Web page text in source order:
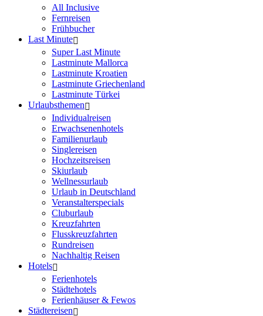
All Inclusive
Fernreisen
Frühbucher
Last Minute
Super Last Minute
Lastminute Mallorca
Lastminute Kroatien
Lastminute Griechenland
Lastminute Türkei
Urlaubsthemen
Individualreisen
Erwachsenenhotels
Familienurlaub
Singlereisen
Hochzeitsreisen
Skiurlaub
Wellnessurlaub
Urlaub in Deutschland
Veranstalterspecials
Cluburlaub
Kreuzfahrten
Flusskreuzfahrten
Rundreisen
Nachhaltig Reisen
Hotels
Ferienhotels
Städtehotels
Ferienhäuser & Fewos
Städtereisen